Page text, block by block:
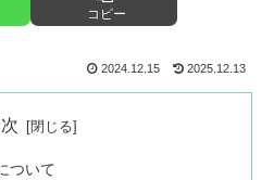
コピー
2024.12.15 2025.12.13
ついて